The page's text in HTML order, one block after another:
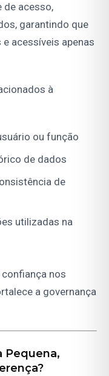
de acesso,
garantindo que
acessíveis apenas
à
ou função
de dados
de
utilizadas na
nos
a governança
Pequena,